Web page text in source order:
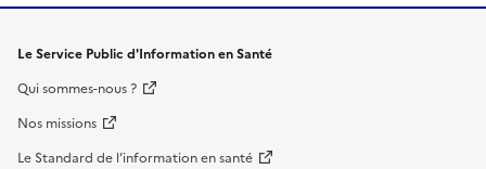
Le Service Public d'Information en Santé
Qui sommes-nous ?
Nos missions
Le Standard de l’information en santé